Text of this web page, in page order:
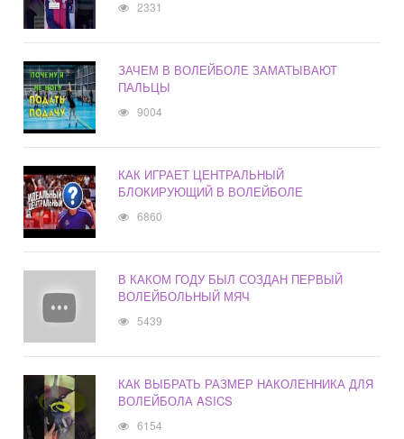
2331
ЗАЧЕМ В ВОЛЕЙБОЛЕ ЗАМАТЫВАЮТ
ПАЛЬЦЫ
9004
КАК ИГРАЕТ ЦЕНТРАЛЬНЫЙ
БЛОКИРУЮЩИЙ В ВОЛЕЙБОЛЕ
6860
В КАКОМ ГОДУ БЫЛ СОЗДАН ПЕРВЫЙ
ВОЛЕЙБОЛЬНЫЙ МЯЧ
5439
КАК ВЫБРАТЬ РАЗМЕР НАКОЛЕННИКА ДЛЯ
ВОЛЕЙБОЛА ASICS
6154